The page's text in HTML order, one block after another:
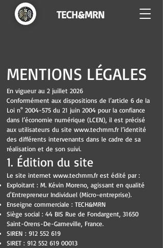
TECH&MRN
MENTIONS LÉGALES
En vigueur au 2 juillet 2026
Conformément aux dispositions de l’article 6 de la
Loi n° 2004-575 du 21 juin 2004 pour la confiance
dans l’économie numérique (LCEN), il est précisé
aux utilisateurs du site www.techmrn.frl’identité
des différents intervenants dans le cadre de sa
réalisation et de son suivi.
1. Édition du site
Le site internet www.techmrn.frest édité par :
Exploitant : M. Kévin Moreno, agissant en qualité
d'Entrepreneur Individuel (Micro-entreprise).
Enseigne commerciale : TECH&MRN
Siège social : 44 BIS Rue de Fondargent, 31650
Saint-Orens-De-Gameville, France.
SIREN : 912 552 619
SIRET : 912 552 619 00013